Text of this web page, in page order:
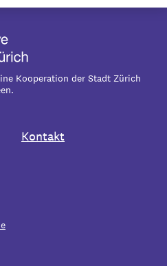
Kooperation der Stadt Zürich
Kontakt